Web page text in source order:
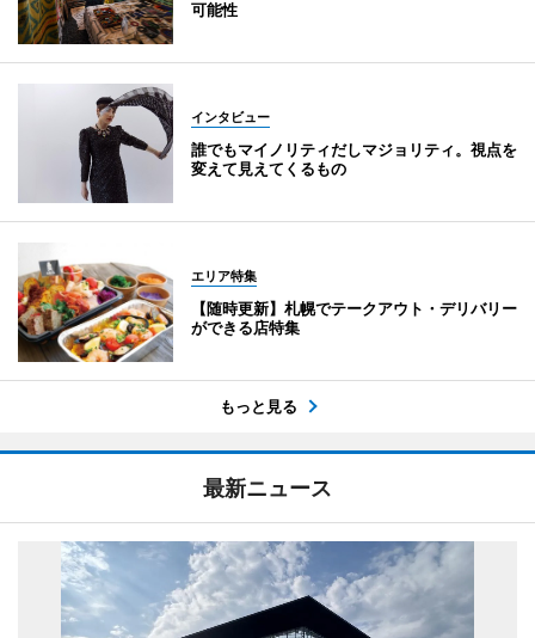
可能性
インタビュー
誰でもマイノリティだしマジョリティ。視点を
変えて見えてくるもの
エリア特集
【随時更新】札幌でテークアウト・デリバリー
ができる店特集
もっと見る
最新ニュース